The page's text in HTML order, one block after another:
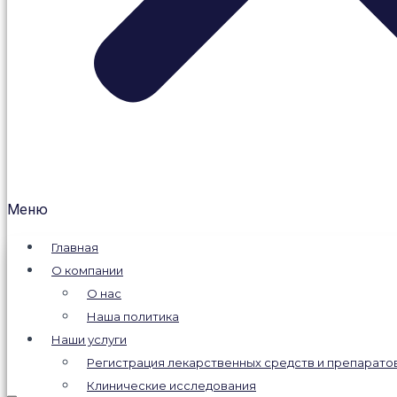
Меню
Главная
О компании
О нас
Наша политика
Наши услуги
Регистрация лекарственных средств и
Клинические исследования